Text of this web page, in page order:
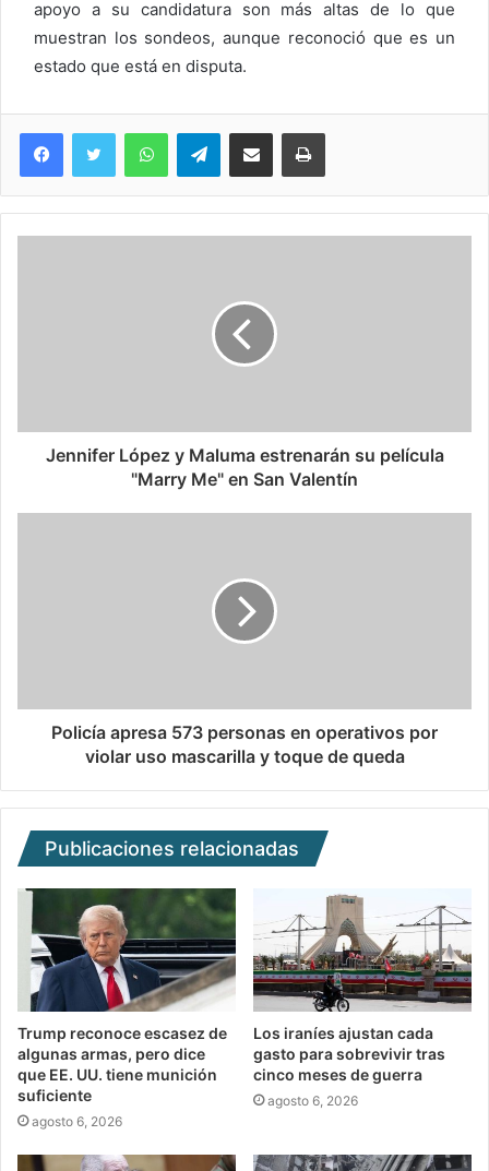
apoyo a su candidatura son más altas de lo que
muestran los sondeos, aunque reconoció que es un
estado que está en disputa.
WhatsAppTelegramCompartir via Email Imprimi
Jennifer López y Maluma estrenarán su película
"Marry Me" en San Valentín
Policía apresa 573 personas en operativos por
violar uso mascarilla y toque de queda
Publicaciones relacionadas
Trump reconoce escasez de
algunas armas, pero dice
que EE. UU. tiene munición
suficiente
agosto 6, 2026
Los iraníes ajustan cada
gasto para sobrevivir tras
cinco meses de guerra
agosto 6, 2026